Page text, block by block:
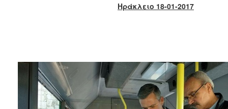
2012
2011
2010
Ηράκλειο 18-01-2017